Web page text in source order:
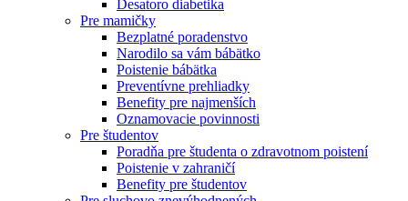
Desatoro diabetika
Pre mamičky
Bezplatné poradenstvo
Narodilo sa vám bábätko
Poistenie bábätka
Preventívne prehliadky
Benefity pre najmenších
Oznamovacie povinnosti
Pre študentov
Poradňa pre študenta o zdravotnom poistení
Poistenie v zahraničí
Benefity pre študentov